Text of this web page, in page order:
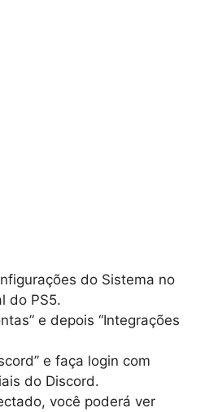
do Sistema no
do PS5.
e depois “Integrações
e faça login com
do Discord.
você poderá ver